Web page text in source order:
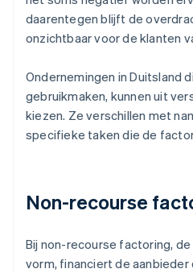
daarentegen blijft de
onzichtbaar voor de klanten
Ondernemingen in Duitsland
gebruikmaken, kunnen uit
kiezen. Ze verschillen met
specifieke taken die de
Non-recourse
Bij non-recourse factoring,
vorm, financiert de